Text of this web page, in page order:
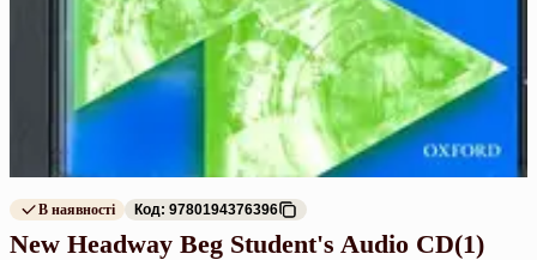
В наявності Код: 9780194376396
New Headway Beg Student's Audio CD(1)